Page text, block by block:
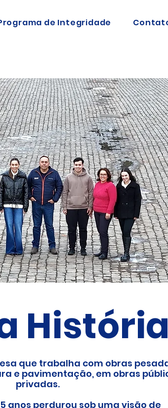
de Integridade
História
que trabalha com obras
e pavimentação, em obras
privadas.
anos perdurou sob uma visão de